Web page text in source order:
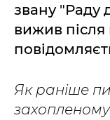
звану "Раду
вижив після
Як раніше